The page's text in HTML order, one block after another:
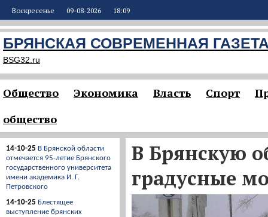
Воскресенье 09-08-2026 18:09
БРЯНСКАЯ СОВРЕМЕННАЯ
BSG32.ru
Общество Экономика Власть Спорт
общество
14-10-25 В Брянской области
отмечается 95-летие Брянского
государственного университета
имени академика И. Г.
Петровского
14-10-25 Блестящее
выступление брянских
В Брянскую
градусные